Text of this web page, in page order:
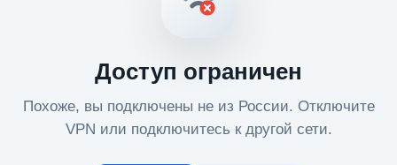
Доступ ограничен
Похоже, вы подключены не из России. Отключите
VPN или подключитесь к другой сети.